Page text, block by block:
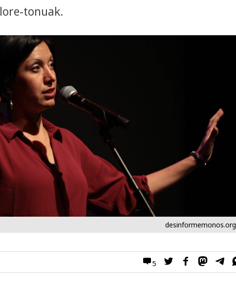
tonuak.
desinformemonos.org
5